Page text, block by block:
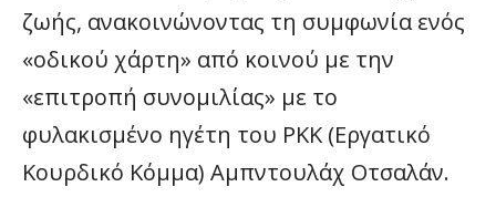
ζωής, ανακοινώνοντας τη συμφωνία ενός
«οδικού χάρτη» από κοινού με την
«επιτροπή συνομιλίας» με το
φυλακισμένο ηγέτη του PKK (Εργατικό
Κουρδικό Κόμμα) Αμπντουλάχ Οτσαλάν.